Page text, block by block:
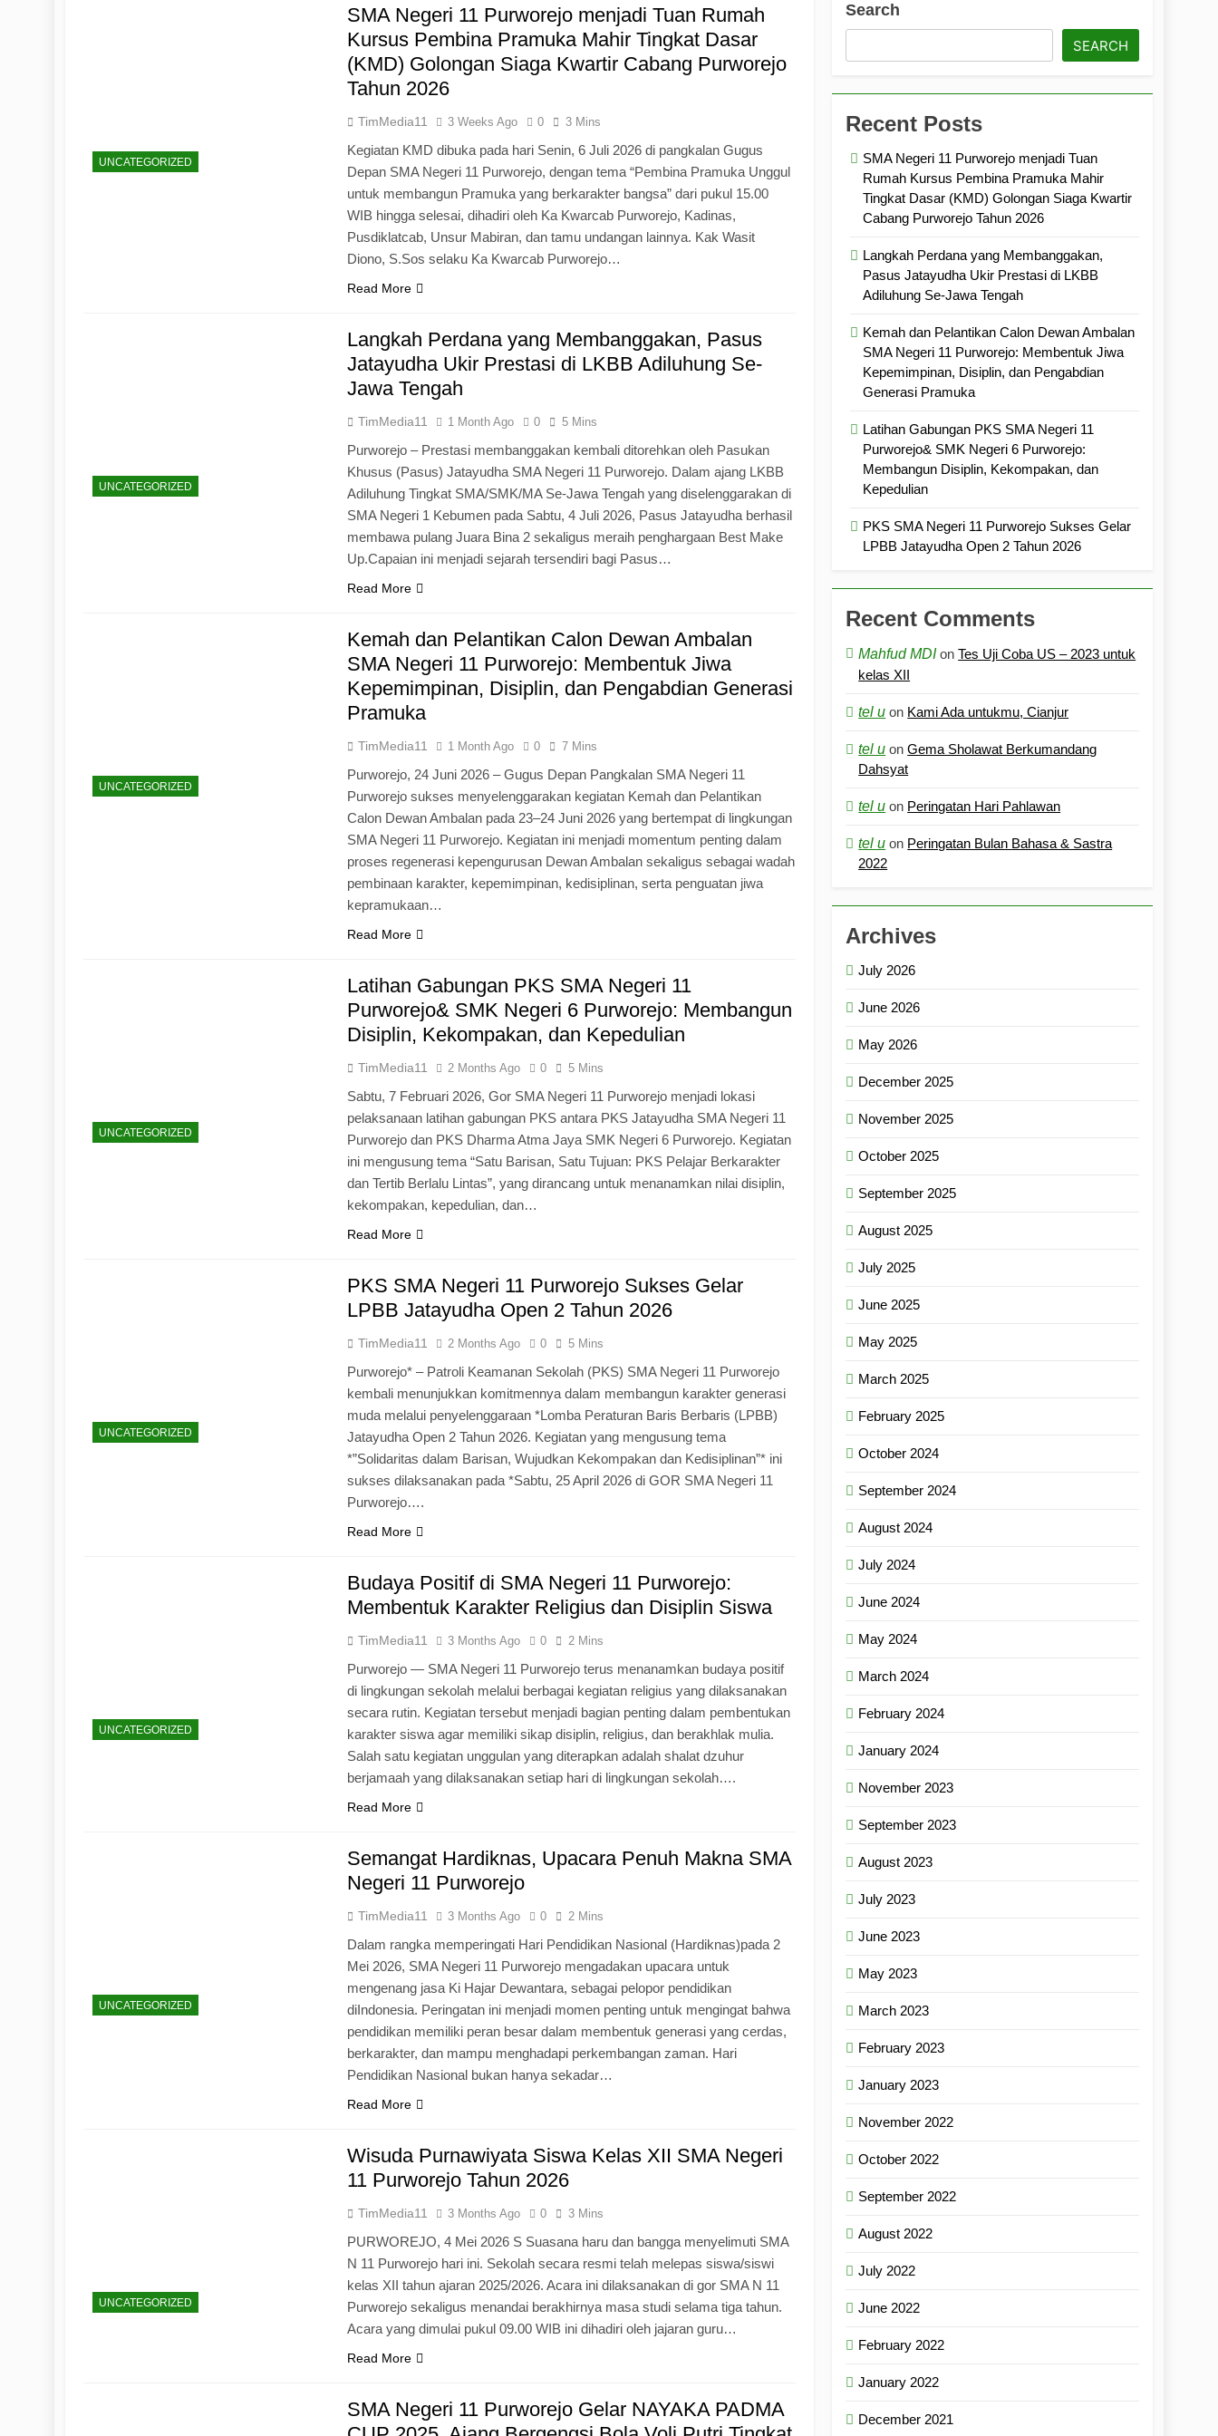
Pengabdian Generasi Pramuka
UNCATEGORIZED
SMA Negeri 11 Purworejo menjadi Tuan Rumah
Kursus Pembina Pramuka Mahir Tingkat Dasar
(KMD) Golongan Siaga Kwartir Cabang Purworejo
Tahun 2026
TimMedia11 3 Weeks Ago 0 3 Mins
Kegiatan KMD dibuka pada hari Senin, 6 Juli 2026 di pangkalan Gugus
Depan SMA Negeri 11 Purworejo, dengan tema “Pembina Pramuka Unggul
untuk membangun Pramuka yang berkarakter bangsa” dari pukul 15.00
WIB hingga selesai, dihadiri oleh Ka Kwarcab Purworejo, Kadinas,
Pusdiklatcab, Unsur Mabiran, dan tamu undangan lainnya. Kak Wasit
Diono, S.Sos selaku Ka Kwarcab Purworejo…
Read More
UNCATEGORIZED
Langkah Perdana yang Membanggakan, Pasus
Jatayudha Ukir Prestasi di LKBB Adiluhung Se-
Jawa Tengah
TimMedia11 1 Month Ago 0 5 Mins
Purworejo – Prestasi membanggakan kembali ditorehkan oleh Pasukan
Khusus (Pasus) Jatayudha SMA Negeri 11 Purworejo. Dalam ajang LKBB
Adiluhung Tingkat SMA/SMK/MA Se-Jawa Tengah yang diselenggarakan di
SMA Negeri 1 Kebumen pada Sabtu, 4 Juli 2026, Pasus Jatayudha berhasil
membawa pulang Juara Bina 2 sekaligus meraih penghargaan Best Make
Up.Capaian ini menjadi sejarah tersendiri bagi Pasus…
Read More
UNCATEGORIZED
Kemah dan Pelantikan Calon Dewan Ambalan
SMA Negeri 11 Purworejo: Membentuk Jiwa
Kepemimpinan, Disiplin, dan Pengabdian Generasi
Pramuka
TimMedia11 1 Month Ago 0 7 Mins
Purworejo, 24 Juni 2026 – Gugus Depan Pangkalan SMA Negeri 11
Purworejo sukses menyelenggarakan kegiatan Kemah dan Pelantikan
Calon Dewan Ambalan pada 23–24 Juni 2026 yang bertempat di lingkungan
SMA Negeri 11 Purworejo. Kegiatan ini menjadi momentum penting dalam
proses regenerasi kepengurusan Dewan Ambalan sekaligus sebagai wadah
pembinaan karakter, kepemimpinan, kedisiplinan, serta penguatan jiwa
kepramukaan…
Read More
UNCATEGORIZED
Latihan Gabungan PKS SMA Negeri 11
Purworejo& SMK Negeri 6 Purworejo: Membangun
Disiplin, Kekompakan, dan Kepedulian
TimMedia11 2 Months Ago 0 5 Mins
Sabtu, 7 Februari 2026, Gor SMA Negeri 11 Purworejo menjadi lokasi
pelaksanaan latihan gabungan PKS antara PKS Jatayudha SMA Negeri 11
Purworejo dan PKS Dharma Atma Jaya SMK Negeri 6 Purworejo. Kegiatan
ini mengusung tema “Satu Barisan, Satu Tujuan: PKS Pelajar Berkarakter
dan Tertib Berlalu Lintas”, yang dirancang untuk menanamkan nilai disiplin,
kekompakan, kepedulian, dan…
Read More
UNCATEGORIZED
PKS SMA Negeri 11 Purworejo Sukses Gelar
LPBB Jatayudha Open 2 Tahun 2026
TimMedia11 2 Months Ago 0 5 Mins
Purworejo* – Patroli Keamanan Sekolah (PKS) SMA Negeri 11 Purworejo
kembali menunjukkan komitmennya dalam membangun karakter generasi
muda melalui penyelenggaraan *Lomba Peraturan Baris Berbaris (LPBB)
Jatayudha Open 2 Tahun 2026. Kegiatan yang mengusung tema
*”Solidaritas dalam Barisan, Wujudkan Kekompakan dan Kedisiplinan”* ini
sukses dilaksanakan pada *Sabtu, 25 April 2026 di GOR SMA Negeri 11
Purworejo….
Read More
UNCATEGORIZED
Budaya Positif di SMA Negeri 11 Purworejo:
Membentuk Karakter Religius dan Disiplin Siswa
TimMedia11 3 Months Ago 0 2 Mins
Purworejo — SMA Negeri 11 Purworejo terus menanamkan budaya positif
di lingkungan sekolah melalui berbagai kegiatan religius yang dilaksanakan
secara rutin. Kegiatan tersebut menjadi bagian penting dalam pembentukan
karakter siswa agar memiliki sikap disiplin, religius, dan berakhlak mulia.
Salah satu kegiatan unggulan yang diterapkan adalah shalat dzuhur
berjamaah yang dilaksanakan setiap hari di lingkungan sekolah….
Read More
UNCATEGORIZED
Semangat Hardiknas, Upacara Penuh Makna SMA
Negeri 11 Purworejo
TimMedia11 3 Months Ago 0 2 Mins
Dalam rangka memperingati Hari Pendidikan Nasional (Hardiknas)pada 2
Mei 2026, SMA Negeri 11 Purworejo mengadakan upacara untuk
mengenang jasa Ki Hajar Dewantara, sebagai pelopor pendidikan
diIndonesia. Peringatan ini menjadi momen penting untuk mengingat bahwa
pendidikan memiliki peran besar dalam membentuk generasi yang cerdas,
berkarakter, dan mampu menghadapi perkembangan zaman. Hari
Pendidikan Nasional bukan hanya sekadar…
Read More
UNCATEGORIZED
Wisuda Purnawiyata Siswa Kelas XII SMA Negeri
11 Purworejo Tahun 2026
TimMedia11 3 Months Ago 0 3 Mins
PURWOREJO, 4 Mei 2026 S Suasana haru dan bangga menyelimuti SMA
N 11 Purworejo hari ini. Sekolah secara resmi telah melepas siswa/siswi
kelas XII tahun ajaran 2025/2026. Acara ini dilaksanakan di gor SMA N 11
Purworejo sekaligus menandai berakhirnya masa studi selama tiga tahun.
Acara yang dimulai pukul 09.00 WIB ini dihadiri oleh jajaran guru…
Read More
SMA Negeri 11 Purworejo Gelar NAYAKA PADMA
Search
SEARCH
Recent Posts
SMA Negeri 11 Purworejo menjadi Tuan
Rumah Kursus Pembina Pramuka Mahir
Tingkat Dasar (KMD) Golongan Siaga Kwartir
Cabang Purworejo Tahun 2026
Langkah Perdana yang Membanggakan,
Pasus Jatayudha Ukir Prestasi di LKBB
Adiluhung Se-Jawa Tengah
Kemah dan Pelantikan Calon Dewan Ambalan
SMA Negeri 11 Purworejo: Membentuk Jiwa
Kepemimpinan, Disiplin, dan Pengabdian
Generasi Pramuka
Latihan Gabungan PKS SMA Negeri 11
Purworejo& SMK Negeri 6 Purworejo:
Membangun Disiplin, Kekompakan, dan
Kepedulian
PKS SMA Negeri 11 Purworejo Sukses Gelar
LPBB Jatayudha Open 2 Tahun 2026
Recent Comments
Mahfud MDIonTes Uji Coba US – 2023 untuk
kelas XII
tel u on Kami Ada untukmu, Cianjur
tel u onGema Sholawat Berkumandang
Dahsyat
tel u on Peringatan Hari Pahlawan
tel u on Peringatan Bulan Bahasa & Sastra
2022
Archives
July 2026
June 2026
May 2026
December 2025
November 2025
October 2025
September 2025
August 2025
July 2025
June 2025
May 2025
March 2025
February 2025
October 2024
September 2024
August 2024
July 2024
June 2024
May 2024
March 2024
February 2024
January 2024
November 2023
September 2023
August 2023
July 2023
June 2023
May 2023
March 2023
February 2023
January 2023
November 2022
October 2022
September 2022
August 2022
July 2022
June 2022
February 2022
January 2022
December 2021